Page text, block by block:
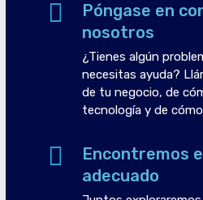
Póngase en
nosotros
¿Tienes algún
necesitas ayuda?
de tu negocio, de
tecnología y de
Encontremos
adecuado